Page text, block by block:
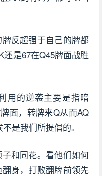
反超强于自己的牌都
还是67在Q45牌面战胜
用的逆袭主要是指暗
面，转牌来Q从而AQ
是我们所提倡的。
和同花。看他们如何
身，打败翻牌前领先